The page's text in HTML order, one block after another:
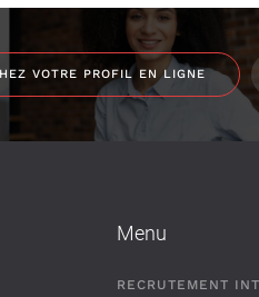
VOTRE PROFIL EN LIGNE
Menu
RECRUTEMENT